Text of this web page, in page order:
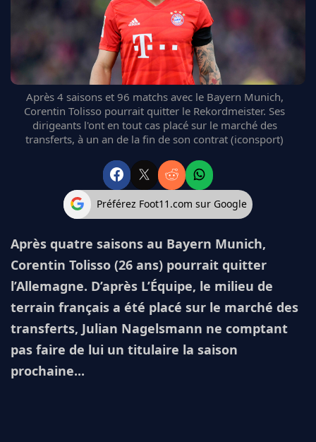
FC BARCELONE
MANCHESTER UNITED
CHELSEA
ARSENAL
BAYERN
L'AVIS DE LA RÉDAC'
Après 4 saisons et 96 matchs avec le Bayern Munich,
Corentin Tolisso pourrait quitter le Rekordmeister. Ses
dirigeants l'ont en tout cas placé sur le marché des
transferts, à un an de la fin de son contrat (iconsport)
Préférez Foot11.com sur Google
Après quatre saisons au Bayern Munich,
Corentin Tolisso (26 ans) pourrait quitter
l’Allemagne. D’après L’Équipe, le milieu de
terrain français a été placé sur le marché des
transferts, Julian Nagelsmann ne comptant
pas faire de lui un titulaire la saison
prochaine...